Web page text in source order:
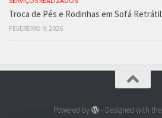
Troca de Pés e Rodinhas em Sofá Retrátil
FEVEREIRO 9, 2026
Powered by - Designed with the